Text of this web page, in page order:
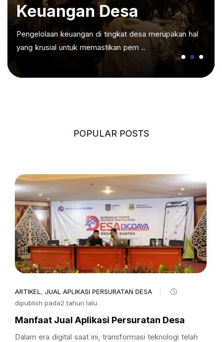
Keuangan Desa
Pengelolaan keuangan di tingkat desa merupakan hal
yang krusial untuk memastikan pem ..
POPULAR POSTS
ARTIKEL , JUAL APLIKASI PERSURATAN DESA
dipublish pada2 tahun lalu
Manfaat Jual Aplikasi Persuratan Desa
Dalam era digital saat ini, transformasi teknologi telah